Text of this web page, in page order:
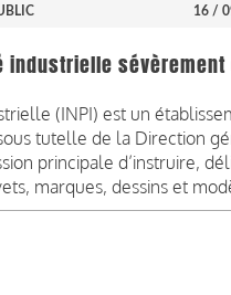
16 /
(INPI) est un
tutelle de la Direction
principale d’instruire,
marques, dessins et